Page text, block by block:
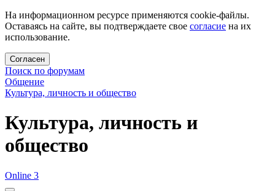
На информационном ресурсе применяются cookie-файлы.
Оставаясь на сайте, вы подтверждаете свое согласие на их
использование.
Согласен
Поиск по форумам
Общение
Культура, личность и общество
Культура, личность и
общество
Online 3